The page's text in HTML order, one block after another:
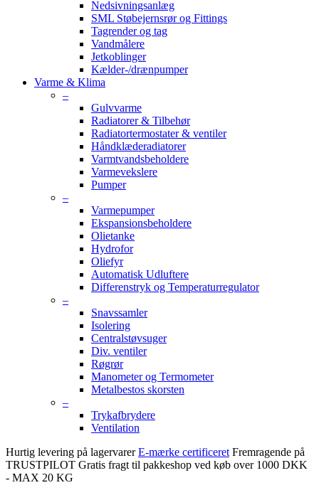
Nedsivningsanlæg
SML Støbejernsrør og Fittings
Tagrender og tag
Vandmålere
Jetkoblinger
Kælder-/drænpumper
Varme & Klima
–
Gulvvarme
Radiatorer & Tilbehør
Radiatortermostater & ventiler
Håndklæderadiatorer
Varmtvandsbeholdere
Varmevekslere
Pumper
–
Varmepumper
Ekspansionsbeholdere
Olietanke
Hydrofor
Oliefyr
Automatisk Udluftere
Differenstryk og Temperaturregulator
–
Snavssamler
Isolering
Centralstøvsuger
Div. ventiler
Røgrør
Manometer og Termometer
Metalbestos skorsten
–
Trykafbrydere
Ventilation
Hurtig levering på lagervarer E-mærke certificeret Fremragende på
TRUSTPILOT Gratis fragt til pakkeshop ved køb over 1000 DKK
- MAX 20 KG